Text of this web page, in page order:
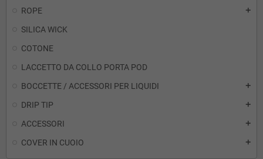
ROPE add
SILICA WICK
COTONE
LACCETTO DA COLLO PORTA POD
BOCCETTE / ACCESSORI PER LIQUIDI
add
DRIP TIP add
ACCESSORI add
COVER IN CUOIO add